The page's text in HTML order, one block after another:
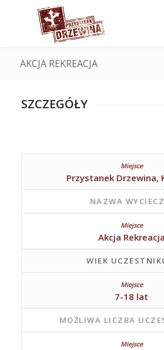
AKCJA REKREACJA
SZCZEGÓŁY
Przystanek Drzewina,
NAZWA
Akcja Rekreacja
WIEK
7-18 lat
MOŻLIWA LICZBA